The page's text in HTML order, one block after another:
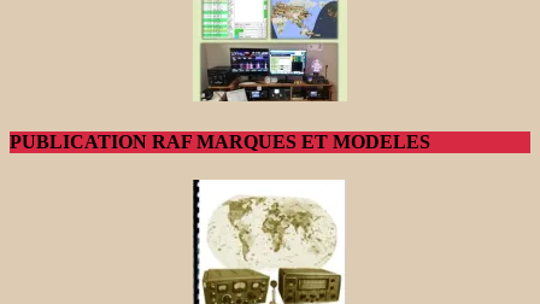
PUBLICATION RAF MARQUES ET MODELES